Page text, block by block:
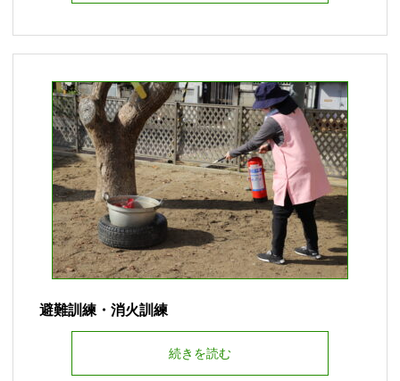
避難訓練・消火訓練
続きを読む